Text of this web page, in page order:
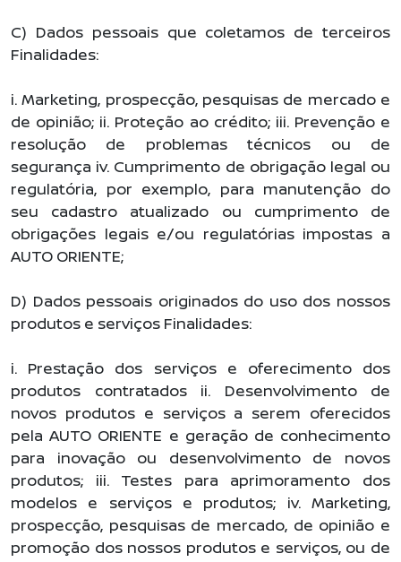
C) Dados pessoais que coletamos de terceiros
Finalidades:
i. Marketing, prospecção, pesquisas de mercado e
de opinião; ii. Proteção ao crédito; iii. Prevenção e
resolução de problemas técnicos ou de
segurança iv. Cumprimento de obrigação legal ou
regulatória, por exemplo, para manutenção do
seu cadastro atualizado ou cumprimento de
obrigações legais e/ou regulatórias impostas a
AUTO ORIENTE;
D) Dados pessoais originados do uso dos nossos
produtos e serviços Finalidades:
i. Prestação dos serviços e oferecimento dos
produtos contratados ii. Desenvolvimento de
novos produtos e serviços a serem oferecidos
pela AUTO ORIENTE e geração de conhecimento
para inovação ou desenvolvimento de novos
produtos; iii. Testes para aprimoramento dos
modelos e serviços e produtos; iv. Marketing,
prospecção, pesquisas de mercado, de opinião e
promoção dos nossos produtos e serviços, ou de